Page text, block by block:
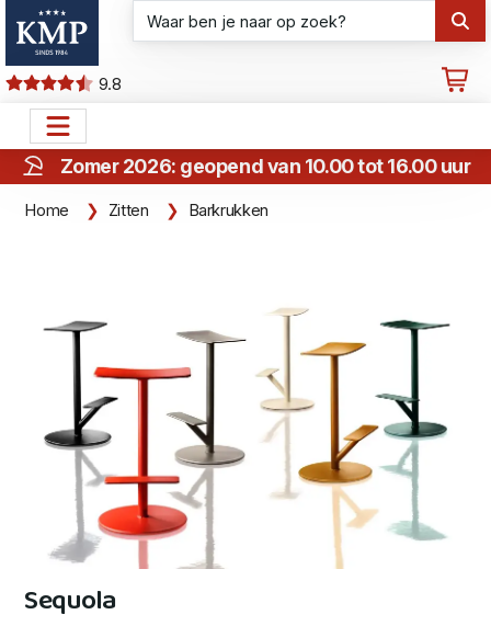
9.8
Zomer 2026: geopend van 10.00 tot 16.00 uur
Home Zitten Barkrukken
Sequola